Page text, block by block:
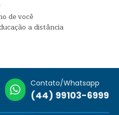
de você
a distância
Contato/Whatsapp
(44) 99103-6999